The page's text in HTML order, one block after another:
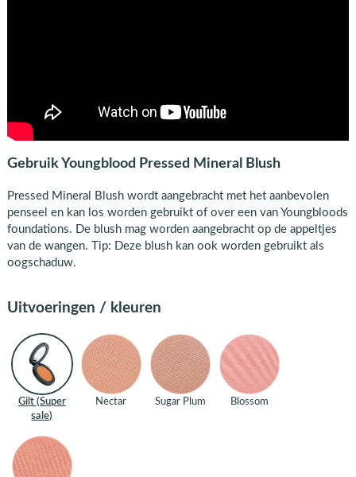
Gebruik Youngblood Pressed Mineral Blush
Pressed Mineral Blush wordt aangebracht met het aanbevolen
penseel en kan los worden gebruikt of over een van Youngbloods
foundations. De blush mag worden aangebracht op de appeltjes
van de wangen. Tip: Deze blush kan ook worden gebruikt als
oogschaduw.
Uitvoeringen / kleuren
Gilt (Super
sale)
Nectar Sugar Plum Blossom